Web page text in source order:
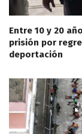
Entre 10 y 20
prisión por
deportación